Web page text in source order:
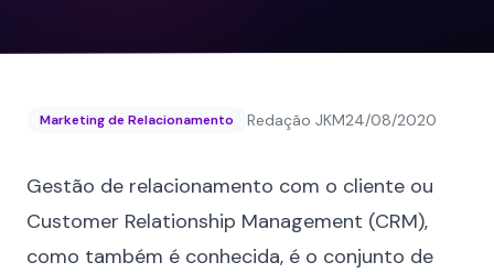
Marketing de Relacionamento Redação JKM24/08/2020
Gestão de relacionamento com o cliente ou
Customer Relationship Management (CRM),
como também é conhecida, é o conjunto de